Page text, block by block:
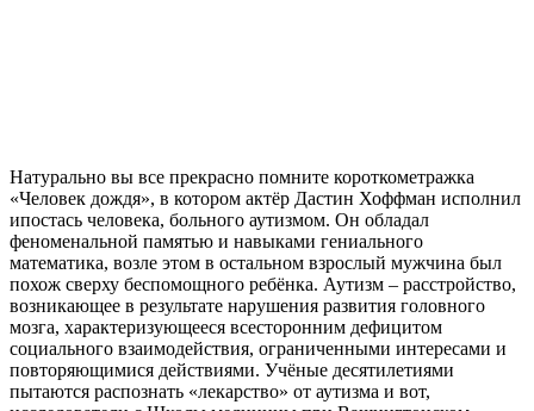
Натурально вы все прекрасно помните короткометражка
«Человек дождя», в котором актёр Дастин Хоффман исполнил
ипостась человека, больного аутизмом. Он обладал
феноменальной памятью и навыками гениального
математика, возле этом в остальном взрослый мужчина был
похож сверху беспомощного ребёнка. Аутизм – расстройство,
возникающее в результате нарушения развития головного
мозга, характеризующееся всесторонним дефицитом
социального взаимодействия, ограниченными интересами и
повторяющимися действиями. Учёные десятилетиями
пытаются распознать «лекарство» от аутизма и вот,